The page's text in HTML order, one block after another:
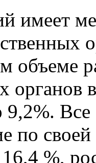
имеет
объеме
9,2%.
по
16,4 %,